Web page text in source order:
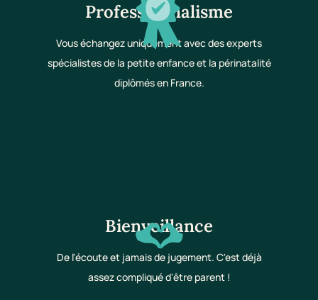
Professionnalisme
Vous échangez uniquement avec des experts
spécialistes de la petite enfance et la périnatalité
diplômés en France.
Bienveillance
De l'écoute et jamais de jugement. C'est déjà
assez compliqué d'être parent !